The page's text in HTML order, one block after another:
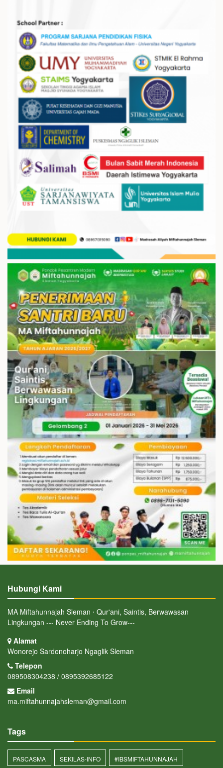
Hubungi Kami
MA Miftahunnajah Sleman ⋅ Qur'ani, Saintis, Berwawasan
Lingkungan --- Never Ending To Grow---
Alamat
Wonorejo Sardonoharjo Ngaglik Sleman
Telepon
089508304238 / 0895392685122
Email
ma.miftahunnajahsleman@gmail.com
Tags
PASCASMA SEKILAS-INFO #IBSMIFTAHUNNAJAH